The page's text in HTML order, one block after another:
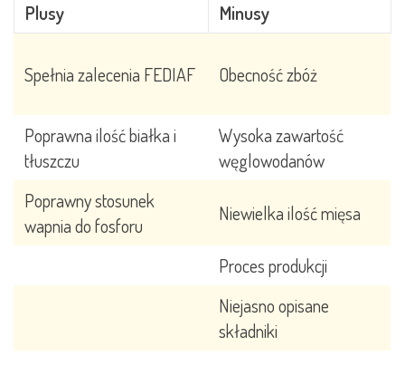
Plusy Minusy
Spełnia zalecenia FEDIAF Obecność zbóż
Poprawna ilość białka i
tłuszczu
Wysoka zawartość
węglowodanów
Poprawny stosunek
wapnia do fosforu
Niewielka ilość mięsa
Proces produkcji
Niejasno opisane
składniki